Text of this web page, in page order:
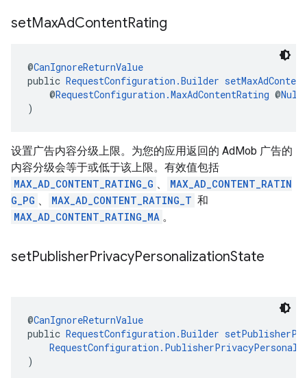
setMaxAdContentRating
@CanIgnoreReturnValue
public RequestConfiguration.Builder
@RequestConfiguration.MaxAdContentRating @
)
设置广告内容分级上限。为您的应用返回的 AdMob 广告的
内容分级会等于或低于该上限。有效值包括
MAX_AD_CONTENT_RATING_G 、
MAX_AD_CONTENT_RATIN
G_PG 、 MAX_AD_CONTENT_RATING_T 和
MAX_AD_CONTENT_RATING_MA 。
setPublisherPrivacyPersonalizationState
@CanIgnoreReturnValue
public RequestConfiguration.Builder
)